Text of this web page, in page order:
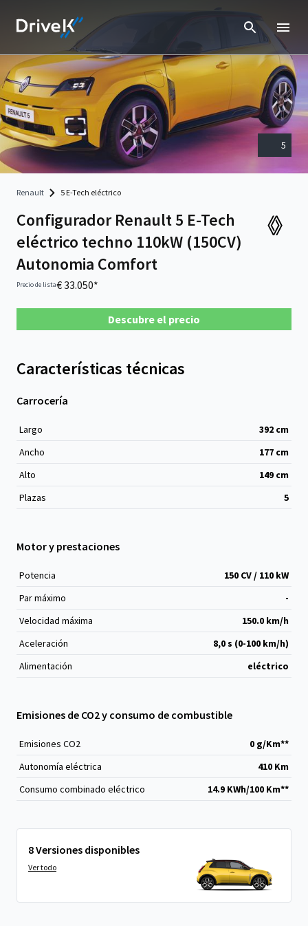
5
Renault 5 E-Tech eléctrico
Configurador Renault 5 E-Tech
eléctrico techno 110kW (150CV)
Autonomia Comfort
Precio de lista€ 33.050*
Descubre el precio
Características técnicas
Carrocería
Largo 392 cm
Ancho
177 cm
Alto
149 cm
Plazas
5
Motor y prestaciones
Potencia
150 CV / 110 kW
Par máximo
-
Velocidad máxima
150.0 km/h
Aceleración
8,0 s (0-100 km/h)
Alimentación
eléctrico
Emisiones de CO2 y consumo de combustible
Emisiones CO2
0 g/Km**
Autonomía eléctrica
410 Km
Consumo combinado eléctrico
14.9 KWh/100 Km**
8 Versiones disponibles
Ver todo